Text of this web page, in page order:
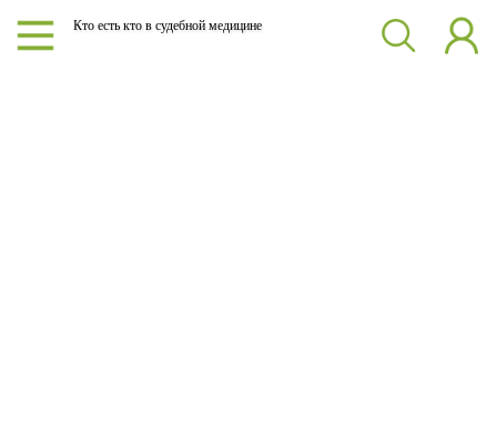
Кто есть кто в судебной медицине